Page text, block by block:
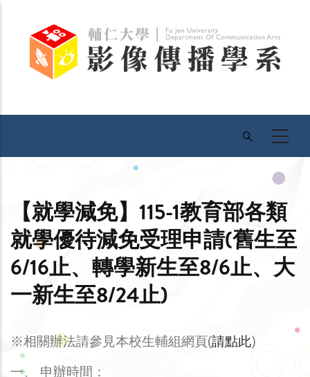
【就學減免】115-1教育部各類
就學優待減免受理申請(舊生至
6/16止、轉學新生至8/6止、大
一新生至8/24止)
※相關辦法請參見本校生輔組網頁(請點此)
一、 申辦時間：